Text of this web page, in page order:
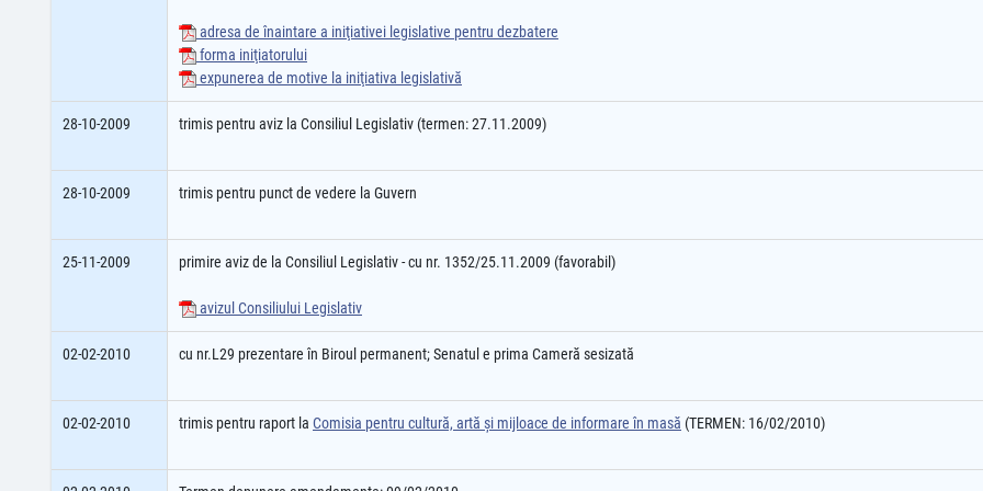
adresa de înaintare a iniţiativei legislative pentru dezbatere
forma iniţiatorului
expunerea de motive la iniţiativa legislativă
28-10-2009 trimis pentru aviz la Consiliul Legislativ (termen: 27.11.2009)
28-10-2009 trimis pentru punct de vedere la Guvern
25-11-2009 primire aviz de la Consiliul Legislativ - cu nr. 1352/25.11.2009 (favorabil)
avizul Consiliului Legislativ
02-02-2010 cu nr.L29 prezentare în Biroul permanent; Senatul e prima Cameră sesizată
02-02-2010 trimis pentru raport la Comisia pentru cultură, artă şi mijloace de informare în masă (TERMEN: 16/02/2010)